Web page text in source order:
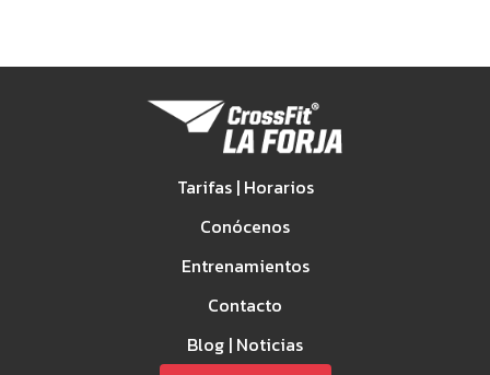
Tarifas | Horarios
Conócenos
Entrenamientos
Contacto
Blog | Noticias